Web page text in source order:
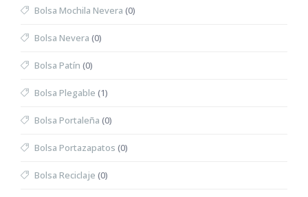
Bolsa Mochila Nevera (0)
Bolsa Nevera (0)
Bolsa Patín (0)
Bolsa Plegable (1)
Bolsa Portaleña (0)
Bolsa Portazapatos (0)
Bolsa Reciclaje (0)